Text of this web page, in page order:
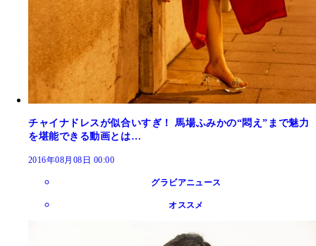
チャイナドレスが似合いすぎ！ 馬場ふみかの“悶え”まで魅力
を堪能できる動画とは…
2016年08月08日 00:00
グラビアニュース
オススメ